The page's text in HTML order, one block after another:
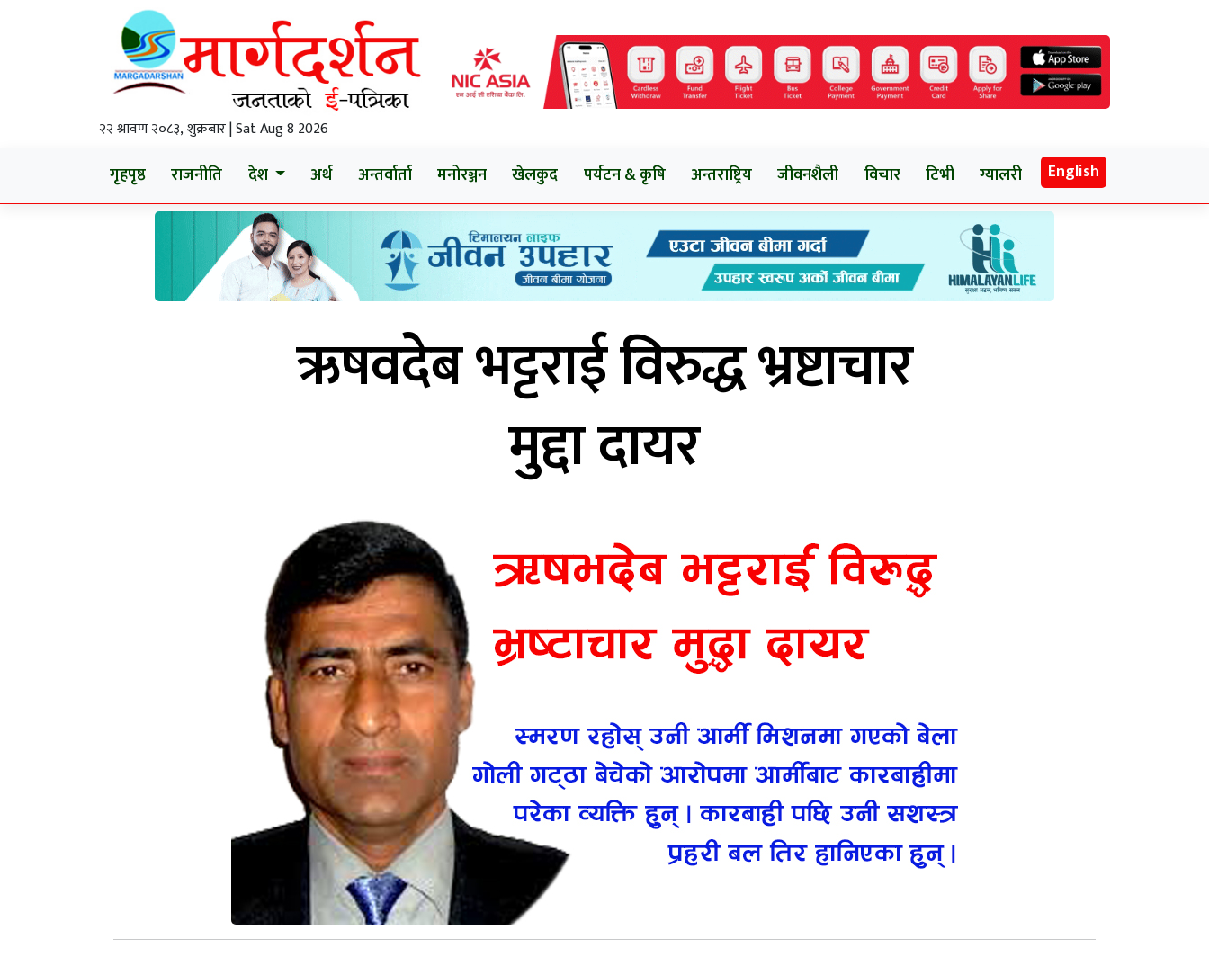
२२ श्रावण २०८३, शुक्रबार | Sat Aug 8 2026
गृहपृष्ठ राजनीति देश अर्थ अन्तर्वार्ता मनोरञ्जन खेलकुद पर्यटन & कृषि अन्तराष्ट्रिय जीवनशैली विचार टिभी ग्यालरी English
ऋषवदेब भट्टराई विरुद्ध भ्रष्टाचार
मुद्दा दायर